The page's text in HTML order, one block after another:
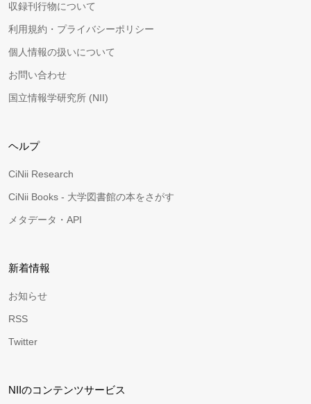
収録刊行物について
利用規約・プライバシーポリシー
個人情報の扱いについて
お問い合わせ
国立情報学研究所 (NII)
ヘルプ
CiNii Research
CiNii Books - 大学図書館の本をさがす
メタデータ・API
新着情報
お知らせ
RSS
Twitter
NIIのコンテンツサービス